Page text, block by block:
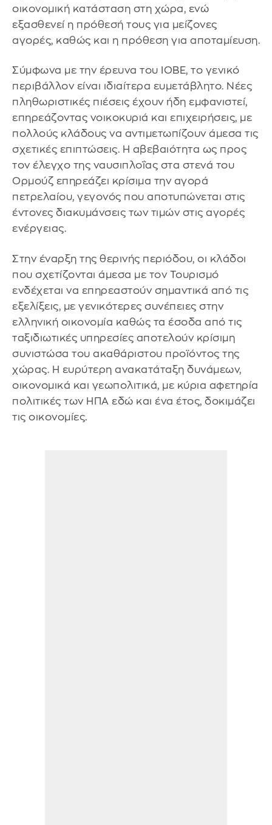
οικονομική κατάσταση στη χώρα, ενώ
εξασθενεί η πρόθεσή τους για μείζονες
αγορές, καθώς και η πρόθεση για αποταμίευση.
Σύμφωνα με την έρευνα του ΙΟΒΕ, το γενικό
περιβάλλον είναι ιδιαίτερα ευμετάβλητο. Νέες
πληθωριστικές πιέσεις έχουν ήδη εμφανιστεί,
επηρεάζοντας νοικοκυριά και επιχειρήσεις, με
πολλούς κλάδους να αντιμετωπίζουν άμεσα τις
σχετικές επιπτώσεις. Η αβεβαιότητα ως προς
τον έλεγχο της ναυσιπλοΐας στα στενά του
Ορμούζ επηρεάζει κρίσιμα την αγορά
πετρελαίου, γεγονός που αποτυπώνεται στις
έντονες διακυμάνσεις των τιμών στις αγορές
ενέργειας.
Στην έναρξη της θερινής περιόδου, οι κλάδοι
που σχετίζονται άμεσα με τον Τουρισμό
ενδέχεται να επηρεαστούν σημαντικά από τις
εξελίξεις, με γενικότερες συνέπειες στην
ελληνική οικονομία καθώς τα έσοδα από τις
ταξιδιωτικές υπηρεσίες αποτελούν κρίσιμη
συνιστώσα του ακαθάριστου προϊόντος της
χώρας. Η ευρύτερη ανακατάταξη δυνάμεων,
οικονομικά και γεωπολιτικά, με κύρια αφετηρία
πολιτικές των ΗΠΑ εδώ και ένα έτος, δοκιμάζει
τις οικονομίες.